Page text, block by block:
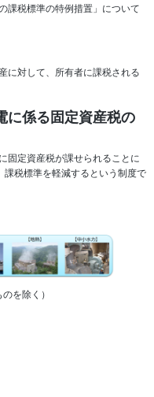
課税標準の特例措置」について
に対して、所有者に課税される
に係る固定資産税の
固定資産税が課せられることに
税標準を軽減するという制度で
を除く）